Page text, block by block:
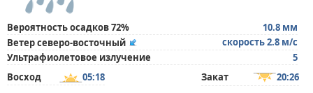
Вероятность осадков 72%
10.8 мм
Ветер северо-восточный
скорость 2.8 м/с
Ультрафиолетовое излучение
5
Восход
05:18 Закат 20:26